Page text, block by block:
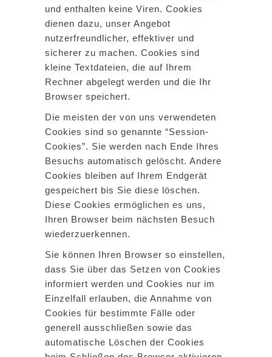
und enthalten keine Viren. Cookies
dienen dazu, unser Angebot
nutzerfreundlicher, effektiver und
sicherer zu machen. Cookies sind
kleine Textdateien, die auf Ihrem
Rechner abgelegt werden und die Ihr
Browser speichert.
Die meisten der von uns verwendeten
Cookies sind so genannte “Session-
Cookies”. Sie werden nach Ende Ihres
Besuchs automatisch gelöscht. Andere
Cookies bleiben auf Ihrem Endgerät
gespeichert bis Sie diese löschen.
Diese Cookies ermöglichen es uns,
Ihren Browser beim nächsten Besuch
wiederzuerkennen.
Sie können Ihren Browser so einstellen,
dass Sie über das Setzen von Cookies
informiert werden und Cookies nur im
Einzelfall erlauben, die Annahme von
Cookies für bestimmte Fälle oder
generell ausschließen sowie das
automatische Löschen der Cookies